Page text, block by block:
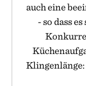
auch eine
- so dass
Klingenlänge: